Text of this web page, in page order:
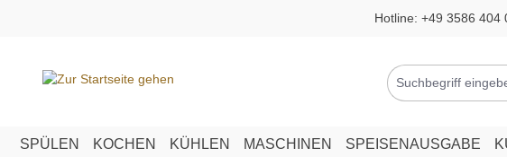
Hotline: +49 3586 404
SPÜLEN KOCHEN KÜHLEN MASCHINEN SPEISENAUSGABE